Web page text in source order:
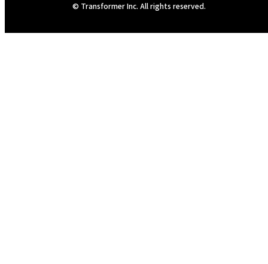
© Transformer Inc. All rights reserved.